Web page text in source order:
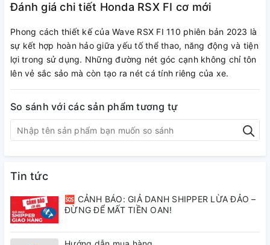
Đánh giá chi tiết Honda RSX FI cơ mới
Phong cách thiết kế của Wave RSX FI 110 phiên bản 2023 là
sự kết hợp hoàn hảo giữa yếu tố thể thao, năng động và tiện
lợi trong sử dụng. Những đường nét góc cạnh không chỉ tôn
lên vẻ sắc sảo mà còn tạo ra nét cá tính riêng của xe.
So sánh với các sản phẩm tương tự
Tin tức
🆘 CẢNH BÁO: GIẢ DANH SHIPPER LỪA ĐẢO –
ĐỪNG ĐỂ MẤT TIỀN OAN!